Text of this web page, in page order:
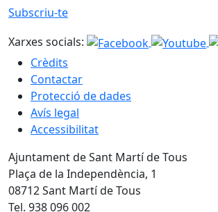
Subscriu-te
Xarxes socials:
Crèdits
Contactar
Protecció de dades
Avís legal
Accessibilitat
Ajuntament de Sant Martí de Tous
Plaça de la Independència, 1
08712 Sant Martí de Tous
Tel. 938 096 002